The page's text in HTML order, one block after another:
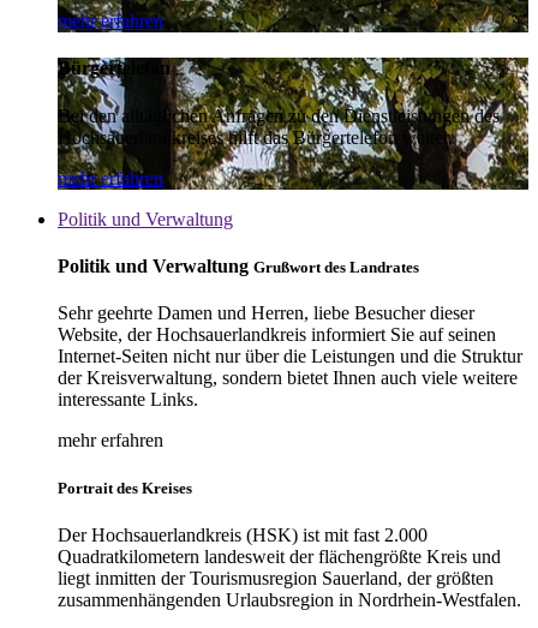
mehr erfahren
Bürgertelefon
Bei den alltäglichen Anfragen zu den Dienstleistungen des
Hochsauerlandkreises hilft das Bürgertelefon weiter.
mehr erfahren
Politik und Verwaltung
Politik und Verwaltung Grußwort des Landrates
Sehr geehrte Damen und Herren, liebe Besucher dieser
Website, der Hochsauerlandkreis informiert Sie auf seinen
Internet-Seiten nicht nur über die Leistungen und die Struktur
der Kreisverwaltung, sondern bietet Ihnen auch viele weitere
interessante Links.
mehr erfahren
Portrait des Kreises
Der Hochsauerlandkreis (HSK) ist mit fast 2.000
Quadratkilometern landesweit der flächengrößte Kreis und
liegt inmitten der Tourismusregion Sauerland, der größten
zusammenhängenden Urlaubsregion in Nordrhein-Westfalen.